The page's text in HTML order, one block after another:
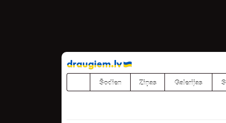
Pāriet
uz
saturu
Šodien Ziņas Galerijas